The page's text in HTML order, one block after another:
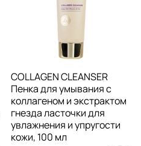
COLLAGEN CLEANSER
Пенка для умывания с
коллагеном и экстрактом
гнезда ласточки для
увлажнения и упругости
кожи, 100 мл